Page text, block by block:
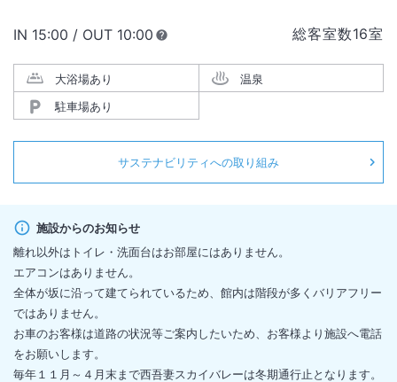
総客室数16室
IN チェックイン
15:00 / OUT チェックアウト
10:00
大浴場あり
温泉
駐車場あり
サステナビリティへの取り組み
施設からのお知らせ
離れ以外はトイレ・洗面台はお部屋にはありません。
エアコンはありません。
全体が坂に沿って建てられているため、館内は階段が多くバリアフリー
ではありません。
お車のお客様は道路の状況等ご案内したいため、お客様より施設へ電話
をお願いします。
毎年１１月～４月末まで西吾妻スカイバレーは冬期通行止となります。